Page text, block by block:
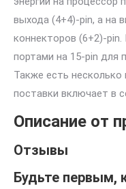
выхода (4+4)-pin, а на
коннекторов (6+2)-
портами на 15-pin для
Также есть
поставки включает в
Описание от
Отзывы
Будьте первым,